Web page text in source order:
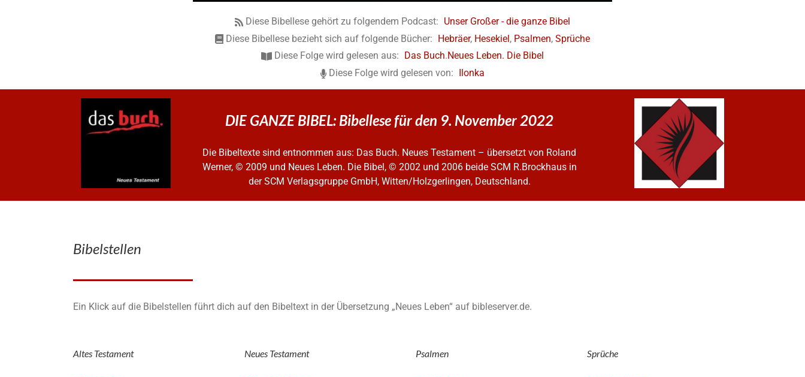
Diese Bibellese gehört zu folgendem Podcast: Unser Großer - die ganze Bibel
Diese Bibellese bezieht sich auf folgende Bücher: Hebräer, Hesekiel, Psalmen, Sprüche
Diese Folge wird gelesen aus:
Das Buch.Neues Leben. Die Bibel
Diese Folge wird gelesen von:
Ilonka
DIE GANZE BIBEL: Bibellese für den 9. November 2022
Die Bibeltexte sind entnommen aus: Das Buch. Neues Testament – übersetzt von Roland
Werner, © 2009 und Neues Leben. Die Bibel, © 2002 und 2006 beide SCM R.Brockhaus in
der SCM Verlagsgruppe GmbH, Witten/Holzgerlingen, Deutschland.
Bibelstellen
Ein Klick auf die Bibelstellen führt dich auf den Bibeltext in der Übersetzung „Neues Leben“ auf bibleserver.de.
Altes Testament Neues Testament Psalmen Sprüche